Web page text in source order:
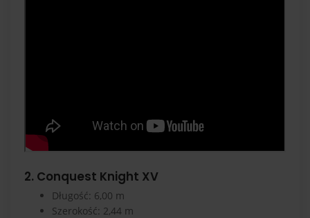
2. Conquest Knight XV
Długość: 6,00 m
Szerokość: 2,44 m